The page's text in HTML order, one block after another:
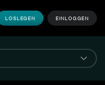
LOSLEGEN EINLOGGEN